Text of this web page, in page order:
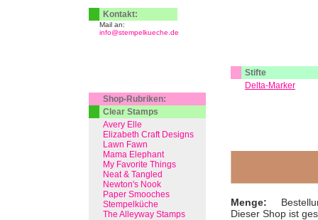
Stifte
Delta-Marker
Menge:
Dieser Shop ist
Kontakt:
Mail an:
info@stempelkueche.de
Shop-Rubriken:
Clear Stamps
Avery Elle
Elizabeth Craft Designs
Lawn Fawn
Mama Elephant
My Favorite Things
Neat & Tangled
Newton's Nook
Paper Smooches
Stempelküche
The Alleyway Stamps